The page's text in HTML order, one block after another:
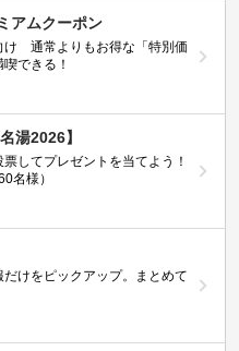
アムクーポン
け 通常よりもお得な「特別価
できる！
湯2026】
してプレゼントを当てよう！
名様）
けをピックアップ。まとめて